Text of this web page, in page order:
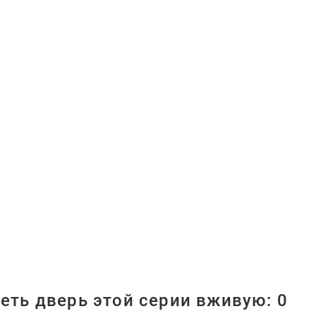
дверь этой серии вживую: 0